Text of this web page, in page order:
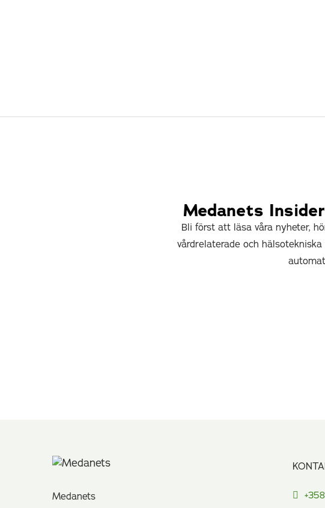
Medanets
Bli först att läsa våra nyheter,
vårdrelaterade och
Medanets